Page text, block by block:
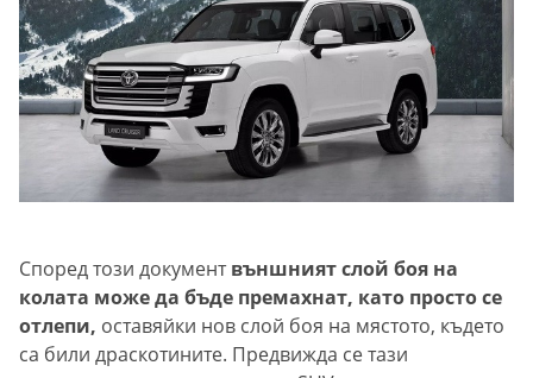
Според този документвъншният слой боя на
колата може да бъде премахнат, като просто се
отлепи, оставяйки нов слой боя на мястото, където
са били драскотините. Предвижда се тази